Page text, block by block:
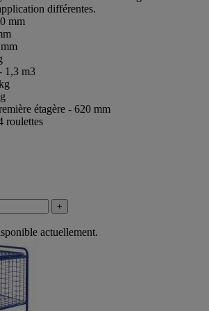
différentes.
mm
1,3 m3
étagère - 620 mm
roulettes
+
actuellement.